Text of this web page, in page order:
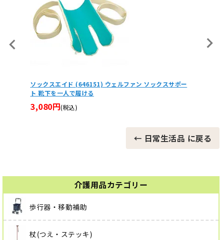
介護用品カテゴリー
歩行器・移動補助
杖(つえ・ステッキ)
安寿 段差スロープEVA 室内用 幅76cm
3,720円(税込)
← 日常生活品 に戻る